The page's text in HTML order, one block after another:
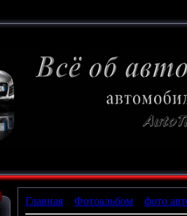
Главная Фотоальбом фото